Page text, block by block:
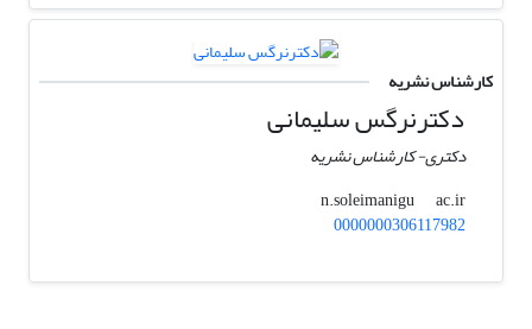
کارشناس نشریه
دکترنرگس سلیمانی
دکتری- کارشناس نشریه
n.soleimanigu
ac.ir
0000000306117982